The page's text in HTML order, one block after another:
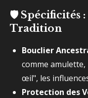
🛡️ Spécificités
Tradition
Bouclier
comme
œil", les
Protection des